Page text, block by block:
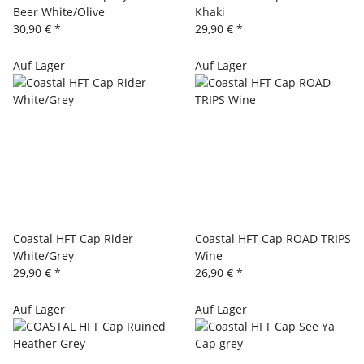
Beer White/Olive
30,90 € *
Khaki
29,90 € *
Auf Lager
Coastal HFT Cap Rider
White/Grey
29,90 € *
Auf Lager
Coastal HFT Cap ROAD TRIPS
Wine
26,90 € *
Auf Lager Auf Lager